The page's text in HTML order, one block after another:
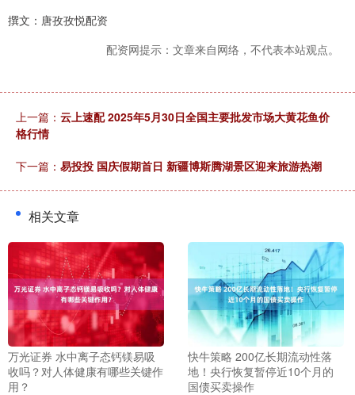
撰文：唐孜孜悦配资
配资网提示：文章来自网络，不代表本站观点。
上一篇： 云上速配 2025年5月30日全国主要批发市场大黄花鱼价
格行情
下一篇： 易投投 国庆假期首日 新疆博斯腾湖景区迎来旅游热潮
相关文章
万光证券 水中离子态钙镁易吸
收吗？对人体健康有哪些关键作
用？
快牛策略 200亿长期流动性落
地！央行恢复暂停近10个月的
国债买卖操作